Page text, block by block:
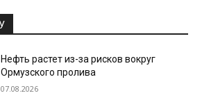
Нефть растет из-за рисков вокруг
Ормузского пролива
07.08.2026